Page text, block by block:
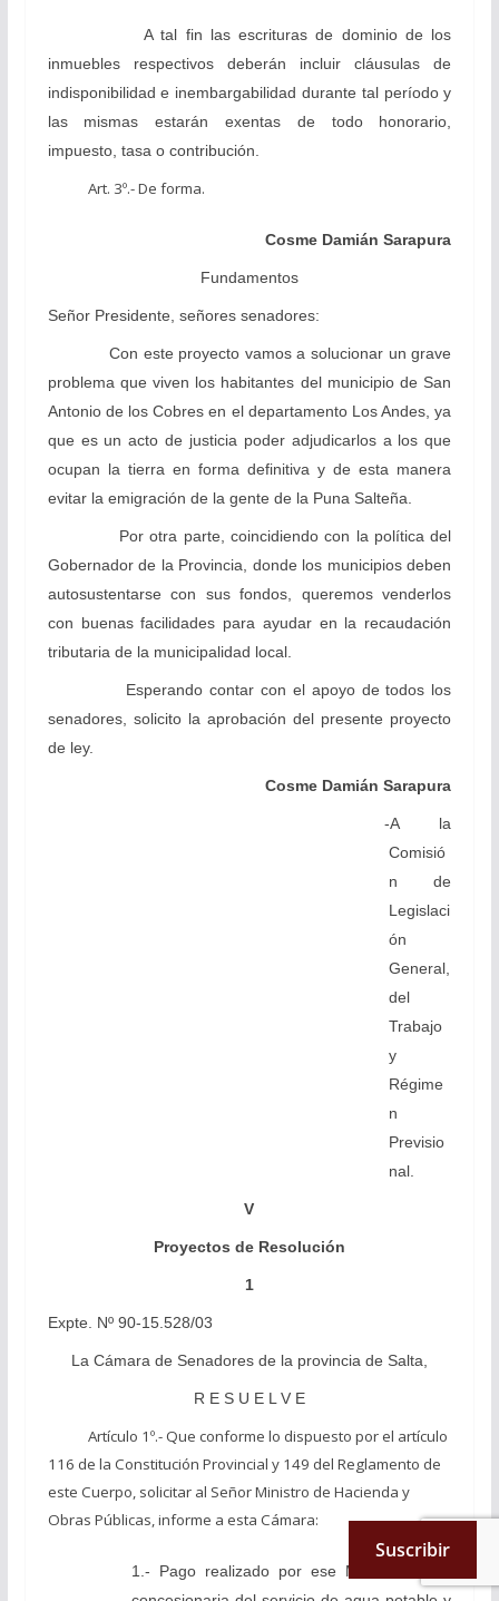
A tal fin las escrituras de dominio de los
inmuebles respectivos deberán incluir cláusulas de
indisponibilidad e inembargabilidad durante tal período y
las mismas estarán exentas de todo honorario,
impuesto, tasa o contribución.
Art. 3º.- De forma.
Cosme Damián Sarapura
Fundamentos
Señor Presidente, señores senadores:
Con este proyecto vamos a solucionar un grave
problema que viven los habitantes del municipio de San
Antonio de los Cobres en el departamento Los Andes, ya
que es un acto de justicia poder adjudicarlos a los que
ocupan la tierra en forma definitiva y de esta manera
evitar la emigración de la gente de la Puna Salteña.
Por otra parte, coincidiendo con la política del
Gobernador de la Provincia, donde los municipios deben
autosustentarse con sus fondos, queremos venderlos
con buenas facilidades para ayudar en la recaudación
tributaria de la municipalidad local.
Esperando contar con el apoyo de todos los
senadores, solicito la aprobación del presente proyecto
de ley.
Cosme Damián Sarapura
-A la
Comisió
n de
Legislaci
ón
General,
del
Trabajo
y
Régime
n
Previsio
nal.
V
Proyectos de Resolución
1
Expte. Nº 90-15.528/03
La Cámara de Senadores de la provincia de Salta,
R E S U E L V E
Artículo 1º.- Que conforme lo dispuesto por el artículo
116 de la Constitución Provincial y 149 del Reglamento de
este Cuerpo, solicitar al Señor Ministro de Hacienda y
Obras Públicas, informe a esta Cámara:
1.- Pago realizado por ese Ministerio a la
Suscribir